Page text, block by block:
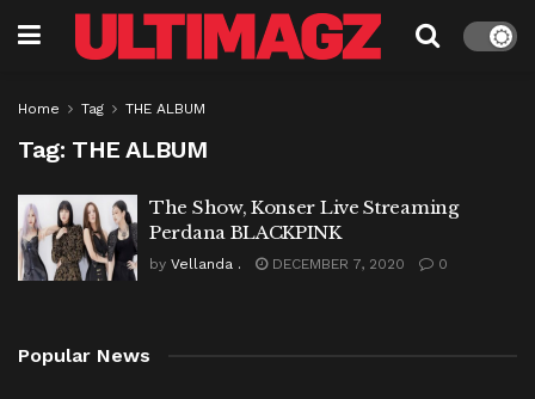
Home Tag THE ALBUM
Tag: THE ALBUM
The Show, Konser Live Streaming
Perdana BLACKPINK
by Vellanda . DECEMBER 7, 2020 0
Popular News